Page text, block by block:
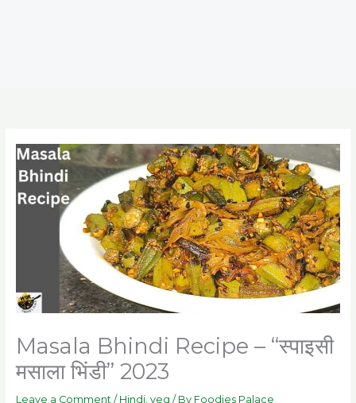
Masala Bhindi Recipe – “स्पाइसी
मसाला भिंडी” 2023
Leave a Comment / Hindi, veg / By Foodies Palace